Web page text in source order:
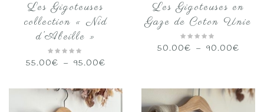
Les Gigoteuses
collection « Nid
d’Abeille »
55.00€ – 95.00€
prix :
55.00€
Les Gigoteuses en
Gaze de Coton Unie
50.00€ – 90.00€
à